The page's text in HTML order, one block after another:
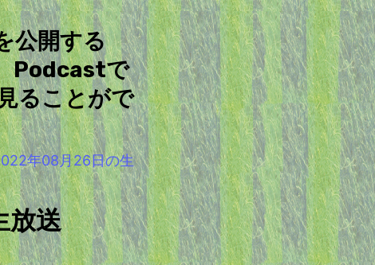
公開する
Podcastで
ることがで
年08月26日の生
放送